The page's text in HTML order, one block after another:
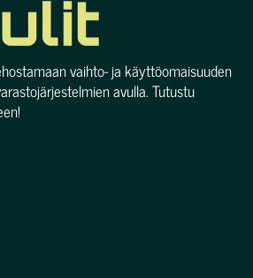
vaihto- ja käyttöomaisuuden
avulla. Tutustu